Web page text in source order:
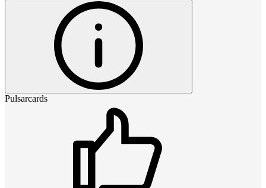
Pulsarcards